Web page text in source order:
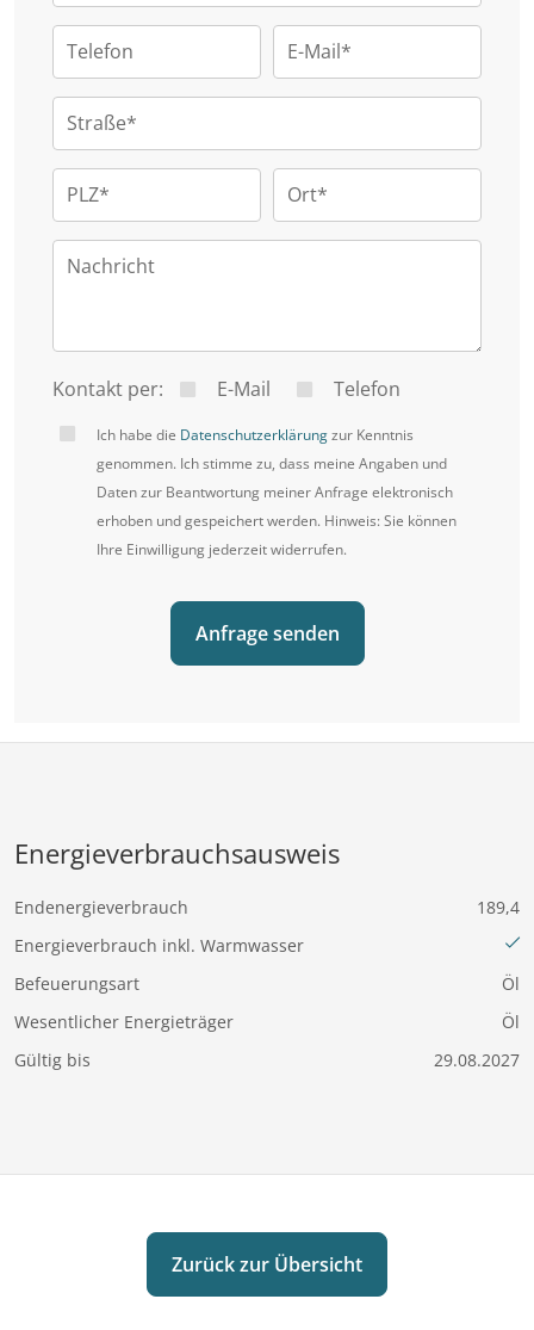
separaten Speicherabteil und einem Wasch- und
Trockenraum. Die Heizung und
Warmwasserversorgung erfolgen effizient über
eine Öl-Zentralheizung.
für Singles, Studenten und Kapitalanleger
zuverlässige Einkommensquelle dar, während die
solide Ausstattung, die zentrale Lage im ältesten
Stadtteil von Konstanz und die Option des
Selbstbezugs sie zu einer äußerst attraktiven
Kaufgelegenheit machen.
und fordern Sie jetzt unser ausführliches
Farbexposé an! Entdecken Sie alle Vorzüge dieser
Für weitere Informationen und eine persönliche
Verfügung. Kontaktieren Sie uns noch heute, um
mehr über diese spannende
Investitionsmöglichkeit zu erfahren und Ihren
persönlichen Besichtigungstermin zu vereinbaren.
Telefon E-Mail*
Straße*
PLZ* Ort*
Nachricht
Kontakt per: E-Mail Telefon
Ich habe die Datenschutzerklärungzur Kenntnis
genommen. Ich stimme zu, dass meine Angaben und
Daten zur Beantwortung meiner Anfrage elektronisch
erhoben und gespeichert werden. Hinweis: Sie können
Ihre Einwilligung jederzeit widerrufen.
Anfrage senden
Energieverbrauchsausweis
Endenergieverbrauch
189,4
Energieverbrauch inkl. Warmwasser
Befeuerungsart
Öl
Wesentlicher Energieträger
Öl
Gültig bis
29.08.2027
Zurück zur Übersicht